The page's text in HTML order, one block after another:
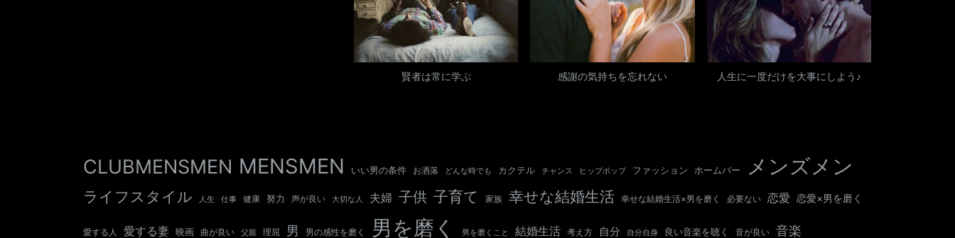
賢者は常に学ぶ 感謝の気持ちを忘れない 人生に一度だけを大事にしよう♪
CLUBMENSMEN MENSMEN いい男の条件 お洒落 どんな時でも カクテル チャンス ヒップポップ ファッション ホームバー メンズメン
ライフスタイル 人生 仕事 健康 努力 声が良い 大切な人 夫婦 子供 子育て 家族 幸せな結婚生活 幸せな結婚生活×男を磨く 必要ない 恋愛 恋愛×男を磨く
愛する人 愛する妻 映画 曲が良い 父親 理屈 男 男の感性を磨く 男を磨く 男を磨くこと 結婚生活 考え方 自分 自分自身 良い音楽を聴く 音が良い 音楽